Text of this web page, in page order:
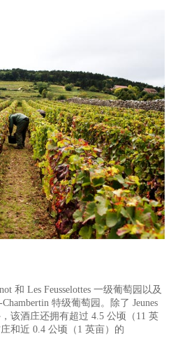
酒酿造的精髓。 酒庄最初只有 3
要归功于一代又一代传承下来的
夫雷-香贝丹和夜丘的优质风土，
人着迷。 他们致力于传统工艺，
现勃艮第土壤的丰富性和复杂性